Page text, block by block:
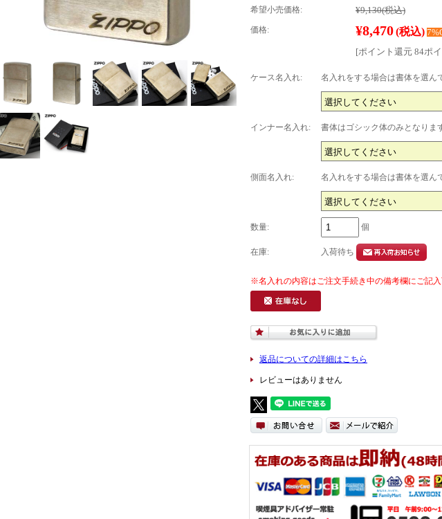
希望小売価格: ¥9,130(税込)
価格: ¥8,470(税込)
[ポイント還元 84ポ
ケース名入れ: 名入れをする場合は書体を選ん
インナー名入れ: 書体はゴシック体のみとなりま
側面名入れ: 名入れをする場合は書体を選ん
数量: 個
在庫: 入荷待ち
返品についての詳細はこちら
レビューはありません